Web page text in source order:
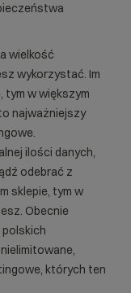
wielkość
wykorzystać. Im
tym w większym
najważniejszy
ilości danych,
odebrać z
sklepie, tym w
Obecnie
których ten